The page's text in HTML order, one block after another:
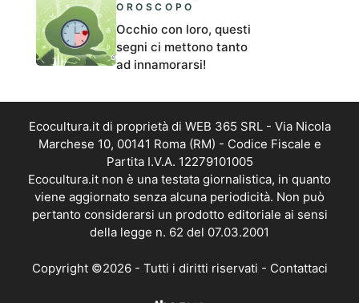
OROSCOPO
Occhio con loro, questi
segni ci mettono tanto
ad innamorarsi!
Ecocultura.it di proprietà di WEB 365 SRL - Via Nicola
Marchese 10, 00141 Roma (RM) - Codice Fiscale e
Partita I.V.A. 12279101005
Ecocultura.it non è una testata giornalistica, in quanto
viene aggiornato senza alcuna periodicità. Non può
pertanto considerarsi un prodotto editoriale ai sensi
della legge n. 62 del 07.03.2001
Copyright ©2026 - Tutti i diritti riservati - Contattaci